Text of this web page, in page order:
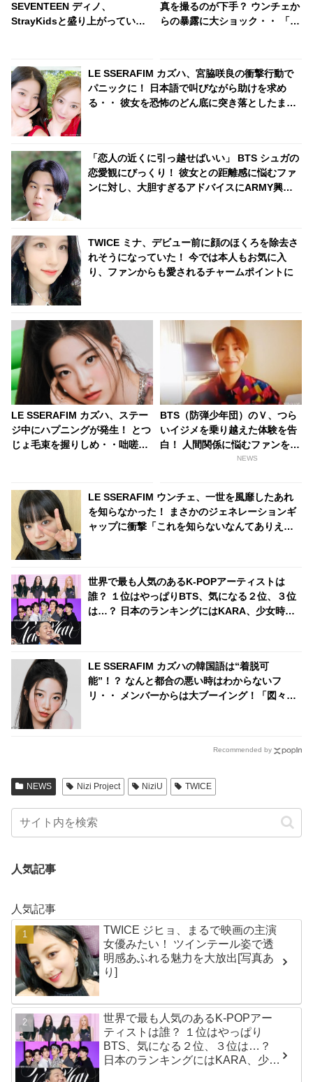
SEVENTEEN ディノ、
StrayKidsと盛り上がっていた
グループの元へ連行・・ かわい
すぎる一部始終に爆笑
真を撮るのが下手？ ウンチェか
らの暴露に大ショック・・ 「あ
LE SSERAFIM カズハ、宮脇咲良の衝撃行動で
パニックに！ 日本語で叫びながら助けを求め
る・・ 彼女を恐怖のどん底に突き落としたまさ
「恋人の近くに引っ越せばいい」 BTS シュガの
恋愛観にびっくり！ 彼女との距離感に悩むファ
ンに対し、大胆すぎるアドバイスにARMY興味
TWICE ミナ、デビュー前に顔のほくろを除去さ
れそうになっていた！ 今では本人もお気に入
り、ファンからも愛されるチャームポイントに
LE SSERAFIM カズハ、ステー
ジ中にハプニングが発生！ とつ
じょ毛束を握りしめ・・咄嗟の
BTS（防弾少年団）のＶ、つら
いイジメを乗り越えた体験を告
白！ 人間関係に悩むファンを勇
NEWS
LE SSERAFIM ウンチェ、一世を風靡したあれ
を知らなかった！ まさかのジェネレーションギ
ャップに衝撃「これを知らないなんてありえま
世界で最も人気のあるK-POPアーティストは
誰？ １位はやっぱりBTS、気になる２位、３位
は…？ 日本のランキングにはKARA、少女時代
LE SSERAFIM カズハの韓国語は“着脱可
能”！？ なんと都合の悪い時はわからないフ
リ・・ メンバーからは大ブーイング！「図々し
Recommended by
NEWS Nizi Project NiziU TWICE
人気記事
人気記事
TWICE ジヒョ、まるで映画の主演
女優みたい！ ツインテール姿で透
明感あふれる魅力を大放出[写真あ
り]
世界で最も人気のあるK-POPアー
ティストは誰？ １位はやっぱり
BTS、気になる２位、３位は…？
日本のランキングにはKARA、少女